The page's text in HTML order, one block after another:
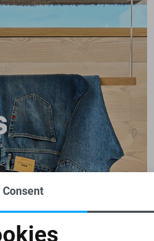
Consent